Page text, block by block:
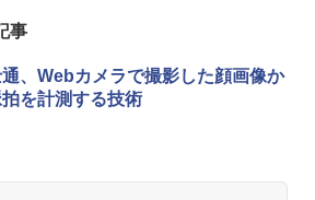
付き｜楽天1位 三冠獲得｜豪華特典付き
古ノートパソコン Windows11 office付
き｜15.6型 テンキー付き｜ノートパソコ
ンWindows11 第8世代｜ノートパソコン
屋のひとりごと 17巻 (デジタル版ビッグガ
ガンコミックス)
770
ース)
事
、Webカメラで撮影した顔画像か
拍を計測する技術